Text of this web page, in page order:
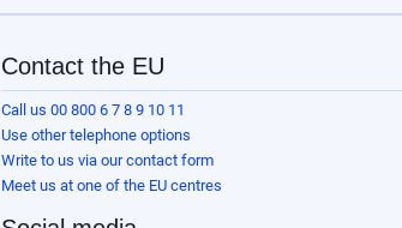
Contact the EU
Call us 00 800 6 7 8 9 10 11
Use other telephone options
Write to us via our contact form
Meet us at one of the EU centres